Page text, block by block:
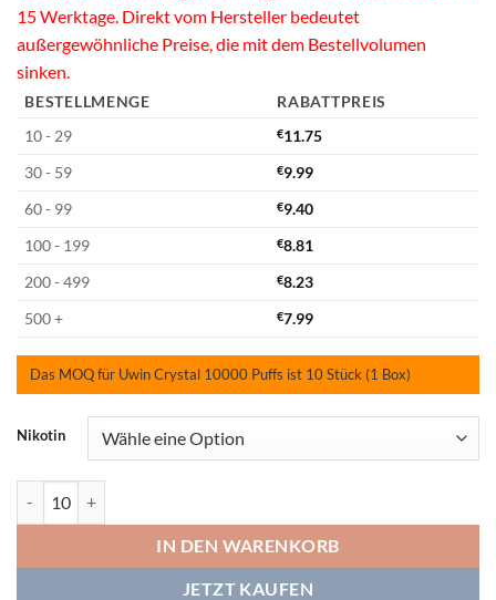
15 Werktage. Direkt vom Hersteller bedeutet
außergewöhnliche Preise, die mit dem Bestellvolumen
sinken.
BESTELLMENGE
RABATTPREIS
10 - 29
€11.75
30 - 59
€9.99
60 - 99
€9.40
100 - 199
€8.81
200 - 499
€8.23
500 +
€7.99
Das MOQ für Uwin Crystal 10000 Puffs ist 10 Stück (1 Box)
Nikotin
IN DEN WARENKORB
JETZT KAUFEN